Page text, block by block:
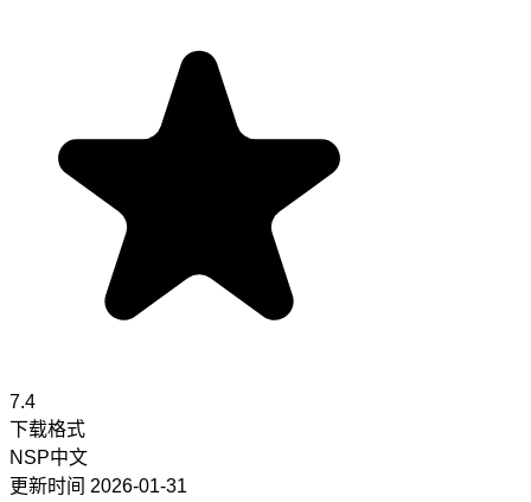
7.4
下载格式
NSP中文
更新时间 2026-01-31